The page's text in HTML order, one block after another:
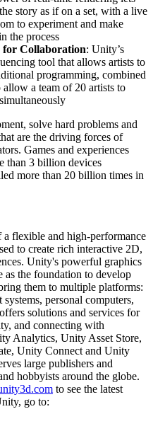
story as if on a set, with a live
to experiment and make
the process
for Collaboration: Unity’s
tool that allows artists to
programming, combined
a team of 20 artists to
solve hard problems and
are the driving forces of
Games and experiences
than 3 billion devices
more than 20 billion times in
flexible and high-performance
to create rich interactive 2D,
Unity's powerful graphics
as the foundation to develop
them to multiple platforms:
personal computers,
solutions and services for
and connecting with
Analytics, Unity Asset Store,
Unity Connect and Unity
large publishers and
hobbyists around the globe.
to see the latest
go to: